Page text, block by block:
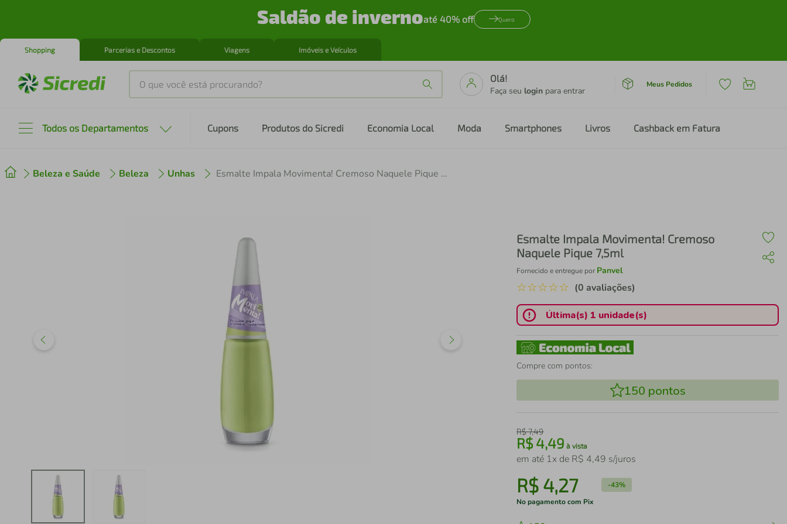
Saldão de invernoaté 40% off Quero
Shopping Parcerias e Descontos Viagens Imóveis e Veículos
O que você está procurando?
Olá!
Faça seu login para entrar
Meus Pedidos
Todos os Departamentos Cupons Produtos do Sicredi Economia Local Moda Smartphones Livros Cashback em Fatura
Beleza e Saúde Beleza Unhas Esmalte Impala Movimenta! Cremoso Naquele Pique 7,5ml
Esmalte Impala Movimenta! Cremoso
Naquele Pique 7,5ml
Fornecido e entregue por Panvel
☆☆☆☆☆ (0 avaliações)
Última(s) 1 unidade(s)
Compre com pontos:
150 pontos
R$7,49
R$4,49 à vista
em até 1x de R$ 4,49 s/juros
R$ 4,27 -43%
No pagamento com Pix
2º cafeteira